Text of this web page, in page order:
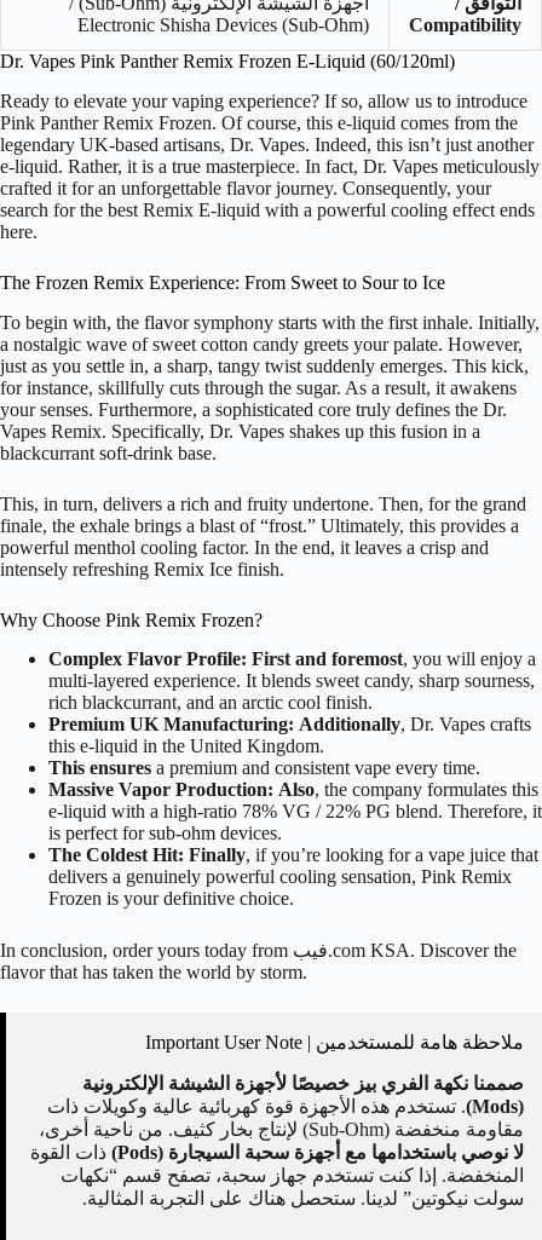
Compatibility
Electronic Shisha Devices (Sub-Ohm)
Dr. Vapes Pink Panther Remix Frozen E-Liquid (60/120ml)
Ready to elevate your vaping experience? If so, allow us to introduce
Pink Panther Remix Frozen. Of course, this e-liquid comes from the
legendary UK-based artisans, Dr. Vapes. Indeed, this isn’t just another
e-liquid. Rather, it is a true masterpiece. In fact, Dr. Vapes meticulously
crafted it for an unforgettable flavor journey. Consequently, your
search for the best Remix E-liquid with a powerful cooling effect ends
here.
The Frozen Remix Experience: From Sweet to Sour to Ice
To begin with, the flavor symphony starts with the first inhale. Initially,
a nostalgic wave of sweet cotton candy greets your palate. However,
just as you settle in, a sharp, tangy twist suddenly emerges. This kick,
for instance, skillfully cuts through the sugar. As a result, it awakens
your senses. Furthermore, a sophisticated core truly defines the Dr.
Vapes Remix. Specifically, Dr. Vapes shakes up this fusion in a
blackcurrant soft-drink base.
This, in turn, delivers a rich and fruity undertone. Then, for the grand
finale, the exhale brings a blast of “frost.” Ultimately, this provides a
powerful menthol cooling factor. In the end, it leaves a crisp and
intensely refreshing Remix Ice finish.
Why Choose Pink Remix Frozen?
Complex Flavor Profile: First and foremost, you will enjoy a
multi-layered experience. It blends sweet candy, sharp sourness,
rich blackcurrant, and an arctic cool finish.
Premium UK Manufacturing: Additionally, Dr. Vapes crafts
this e-liquid in the United Kingdom.
This ensures a premium and consistent vape every time.
Massive Vapor Production: Also, the company formulates this
e-liquid with a high-ratio 78% VG / 22% PG blend. Therefore, it
is perfect for sub-ohm devices.
The Coldest Hit: Finally, if you’re looking for a vape juice that
delivers a genuinely powerful cooling sensation, Pink Remix
Frozen is your definitive choice.
In conclusion, order yours today from فيب.com KSA. Discover the
flavor that has taken the world by storm.
ملاحظة هامة للمستخدمين | Important User Note
صممنا نكهة الفري بيز خصيصًا لأجهزة الشيشة الإلكترونية
(Mods)
. تستخدم هذه الأجهزة قوة كهربائية عالية وكويلات ذات
مقاومة منخفضة (Sub-Ohm) لإنتاج بخار كثيف. من ناحية أخرى،
لا نوصي باستخدامها مع أجهزة سحبة السيجارة (Pods)
ذات القوة
المنخفضة. إذا كنت تستخدم جهاز سحبة، تصفح قسم “نكهات
سولت نيكوتين” لدينا. ستحصل هناك على التجربة المثالية.